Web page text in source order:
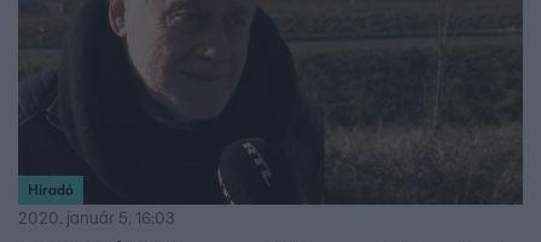
Híradó
2020. január 5. 16:03